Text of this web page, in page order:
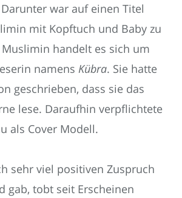
war auf einen Titel
mit Kopftuch und Baby zu
handelt es sich um
namens Kübra. Sie hatte
geschrieben, dass sie das
lese. Daraufhin verpflichtete
als Cover Modell.
sehr viel positiven Zuspruch
gab, tobt seit Erscheinen